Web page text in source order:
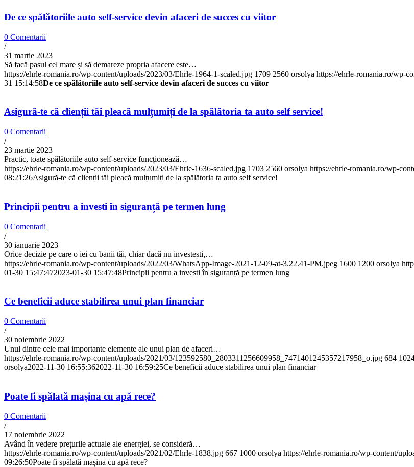
De ce spălătoriile auto self-service devin afaceri de succes cu viitor
0 Comentarii
/
31 martie 2023
Să facă pasul cel mare și să demareze propria afacere este…
https://ehrle-romania.ro/wp-content/uploads/2023/03/Ehrle-1964-1-scaled.jpg 1709 2560 orsolya https://ehrle-romania.ro/wp-
31 15:14:58De ce spălătoriile auto self-service devin afaceri de succes cu viitor
Asigură-te că clienții tăi pleacă mulțumiți de la spălătoria ta auto self service!
0 Comentarii
/
23 martie 2023
Practic, toate spălătoriile auto self-service funcționează…
https://ehrle-romania.ro/wp-content/uploads/2023/03/Ehrle-1636-scaled.jpg 1703 2560 orsolya https://ehrle-romania.ro/wp-
08:21:26Asigură-te că clienții tăi pleacă mulțumiți de la spălătoria ta auto self service!
Principii pentru a investi în siguranță pe termen lung
0 Comentarii
/
30 ianuarie 2023
Orice decizie pe care o iei cu banii tăi, chiar dacă nu investești,…
https://ehrle-romania.ro/wp-content/uploads/2022/03/WhatsApp-Image-2021-12-09-at-3.22.41-PM.jpeg 1600 1200 orsolya
01-30 15:47:472023-01-30 15:47:48Principii pentru a investi în siguranță pe termen lung
Ce beneficii aduce stabilirea unui plan financiar
0 Comentarii
/
30 noiembrie 2022
Unul dintre cele mai importante elemente ale unui plan de afaceri…
https://ehrle-romania.ro/wp-content/uploads/2021/03/123592580_2803311256609958_7471401245357217958_o.jpg 684
orsolya2022-11-30 16:55:362022-11-30 16:59:25Ce beneficii aduce stabilirea unui plan financiar
Poate fi spălată mașina cu apă rece?
0 Comentarii
/
17 noiembrie 2022
Având în vedere prețurile actuale ale energiei, se consideră…
https://ehrle-romania.ro/wp-content/uploads/2021/02/Ehrle-1838.jpg 667 1000 orsolya https://ehrle-romania.ro/wp-content/
09:26:50Poate fi spălată mașina cu apă rece?